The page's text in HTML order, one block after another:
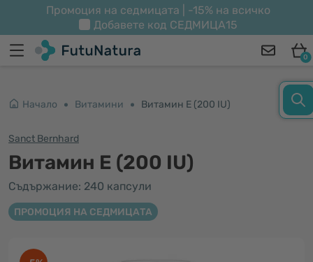
Промоция на седмицата | -15% на всичко
Добавете код СЕДМИЦА15
0
Начало Витамини Витамин Е (200 IU)
Sanct Bernhard
Витамин Е (200 IU)
Съдържание: 240 капсули
ПРОМОЦИЯ НА СЕДМИЦАТА